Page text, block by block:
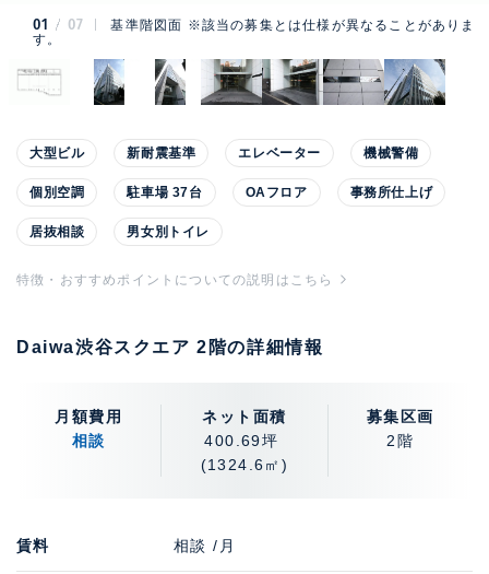
01 07
基準階図面 ※該当の募集とは仕様が異なることがありま
す。
大型ビル 新耐震基準 エレベーター 機械警備
個別空調 駐車場 37台 OAフロア 事務所仕上げ
居抜相談 男女別トイレ
特徴・おすすめポイントについての説明はこちら
Daiwa渋谷スクエア 2階の詳細情報
月額費用
相談
ネット面積
400.69坪
(1324.6㎡)
募集区画
2階
賃料 相談 /月